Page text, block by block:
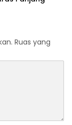
Ruas yang